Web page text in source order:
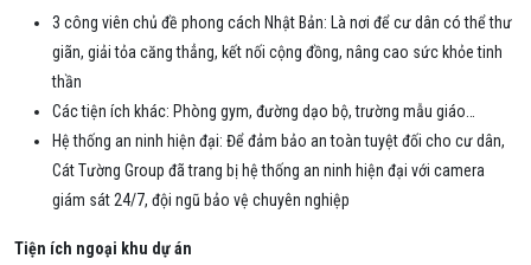
3 công viên chủ đề phong cách Nhật Bản: Là nơi để cư dân có thể thư
giãn, giải tỏa căng thẳng, kết nối cộng đồng, nâng cao sức khỏe tinh
thần
Các tiện ích khác: Phòng gym, đường dạo bộ, trường mẫu giáo…
Hệ thống an ninh hiện đại: Để đảm bảo an toàn tuyệt đối cho cư dân,
Cát Tường Group đã trang bị hệ thống an ninh hiện đại với camera
giám sát 24/7, đội ngũ bảo vệ chuyên nghiệp
Tiện ích ngoại khu dự án